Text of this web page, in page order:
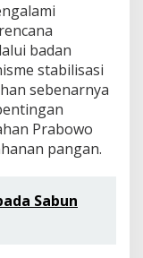
badan
stabilisasi
sebenarnya
Prabowo
pangan.
Sabun